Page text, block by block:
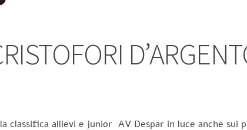
classifica allievi e junior AV Despar in luce anche